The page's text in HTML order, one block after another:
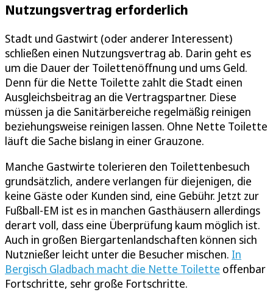
Nutzungsvertrag erforderlich
Stadt und Gastwirt (oder anderer Interessent)
schließen einen Nutzungsvertrag ab. Darin geht es
um die Dauer der Toilettenöffnung und ums Geld.
Denn für die Nette Toilette zahlt die Stadt einen
Ausgleichsbeitrag an die Vertragspartner. Diese
müssen ja die Sanitärbereiche regelmäßig reinigen
beziehungsweise reinigen lassen. Ohne Nette Toilette
läuft die Sache bislang in einer Grauzone.
Manche Gastwirte tolerieren den Toilettenbesuch
grundsätzlich, andere verlangen für diejenigen, die
keine Gäste oder Kunden sind, eine Gebühr. Jetzt zur
Fußball-EM ist es in manchen Gasthäusern allerdings
derart voll, dass eine Überprüfung kaum möglich ist.
Auch in großen Biergartenlandschaften können sich
Nutznießer leicht unter die Besucher mischen. In
Bergisch Gladbach macht die Nette Toilette offenbar
Fortschritte, sehr große Fortschritte.